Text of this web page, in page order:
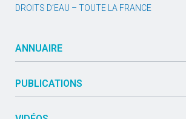
DROITS D’EAU – TOUTE LA FRANCE
ANNUAIRE
PUBLICATIONS